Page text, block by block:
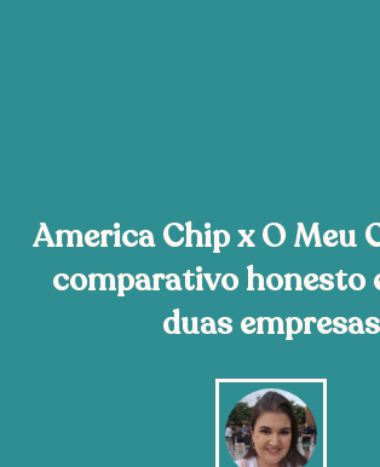
America Chip x O Meu
comparativo honesto
duas empresas